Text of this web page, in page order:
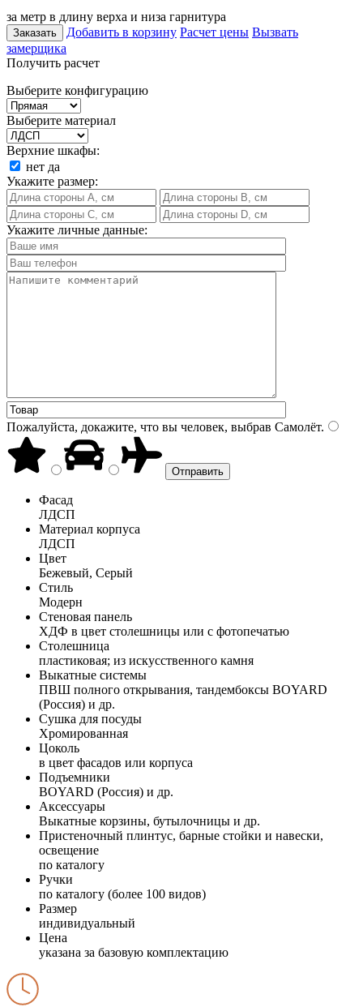
за метр в длину верха и низа гарнитура
Заказать Добавить в корзину Расчет цены Вызвать
замерщика
Получить расчет
Выберите конфигурацию
Выберите материал
Верхние шкафы:
нет да
Укажите размер:
Укажите личные данные:
Пожалуйста, докажите, что вы человек, выбрав Самолёт.
Фасад
ЛДСП
Материал корпуса
ЛДСП
Цвет
Бежевый, Серый
Стиль
Модерн
Стеновая панель
ХДФ в цвет столешницы или с фотопечатью
Столешница
пластиковая; из искусственного камня
Выкатные системы
ПВШ полного открывания, тандембоксы BOYARD
(Россия) и др.
Сушка для посуды
Хромированная
Цоколь
в цвет фасадов или корпуса
Подъемники
BOYARD (Россия) и др.
Аксессуары
Выкатные корзины, бутылочницы и др.
Пристеночный плинтус, барные стойки и навески,
освещение
по каталогу
Ручки
по каталогу (более 100 видов)
Размер
индивидуальный
Цена
указана за базовую комплектацию